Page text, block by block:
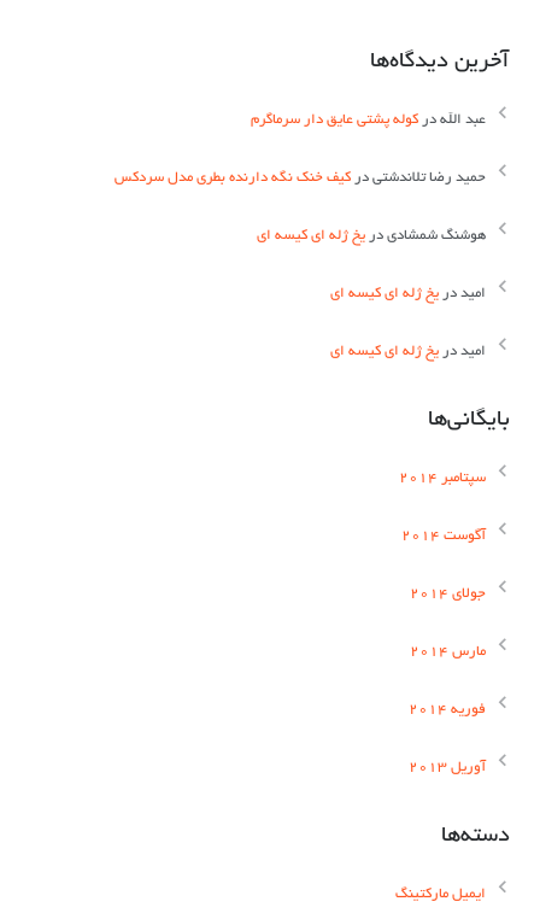
آخرین دیدگاه‌ها
عبد الله در کوله پشتی عایق دار سرماگرم
حمید رضا تلاندشتی در کیف خنک نگه دارنده بطری مدل سردکس
هوشنگ شمشادی در یخ ژله ای کیسه ای
اميد در یخ ژله ای کیسه ای
اميد در یخ ژله ای کیسه ای
بایگانی‌ها
سپتامبر 2014
آگوست 2014
جولای 2014
مارس 2014
فوریه 2014
آوریل 2013
دسته‌ها
ایمیل مارکتینگ